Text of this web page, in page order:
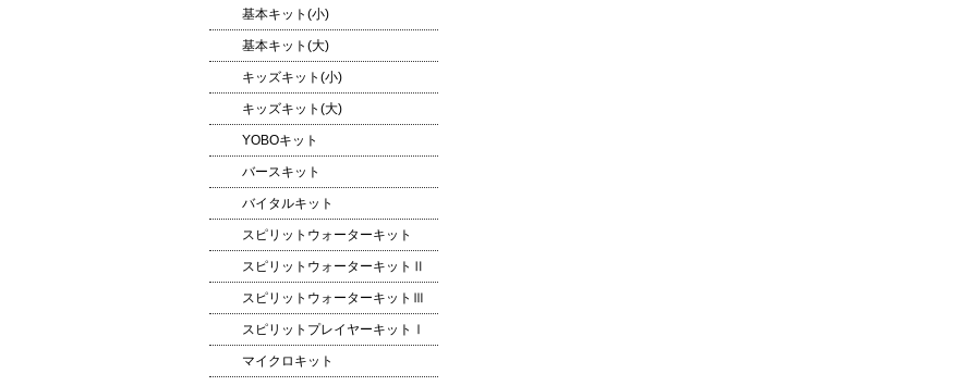
基本キット(小)
基本キット(大)
キッズキット(小)
キッズキット(大)
YOBOキット
バースキット
バイタルキット
スピリットウォーターキット
スピリットウォーターキットⅡ
スピリットウォーターキットⅢ
スピリットプレイヤーキットⅠ
マイクロキット